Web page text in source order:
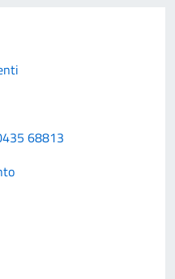
68813